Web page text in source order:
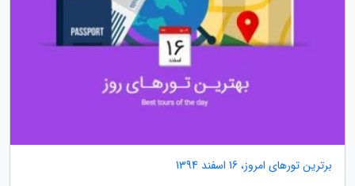
برترین تورهای امروز، 16 اسفند 1394